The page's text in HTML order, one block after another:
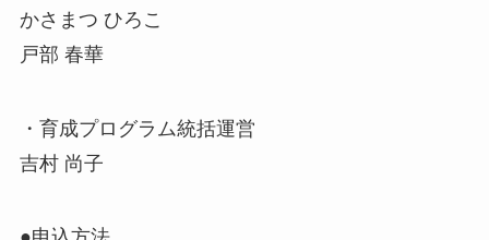
かさまつ ひろこ
戸部 春華
・育成プログラム統括運営
吉村 尚子